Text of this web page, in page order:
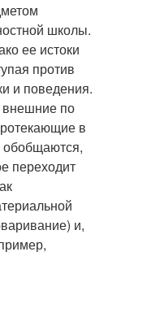
школы.
ее истоки
против
и поведения.
внешние по
в
обобщаются,
переходит
и,